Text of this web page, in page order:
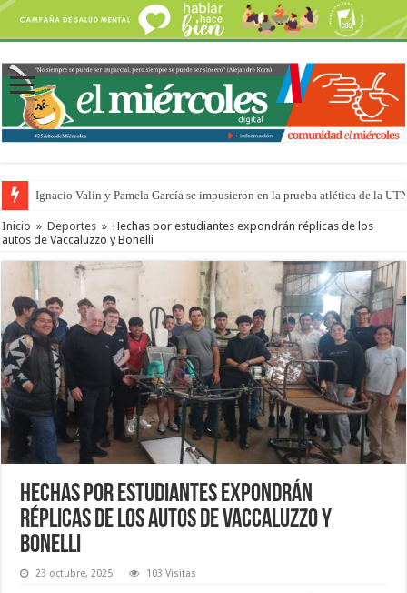
Ignacio Valín y Pamela García se impusieron en la prueba atlética de la
Traigo el litoral en mi canción: 100 años de Aníbal Sampayo
Inicio » Deportes » Hechas por estudiantes expondrán réplicas de los
autos de Vaccaluzzo y Bonelli
Hechas por estudiantes expondrán
réplicas de los autos de Vaccaluzzo y
Bonelli
23 octubre, 2025 103 Visitas